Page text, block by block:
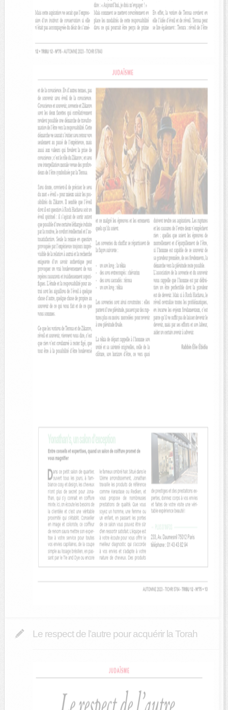
Le respect de l’autre pour acquérir la Torah